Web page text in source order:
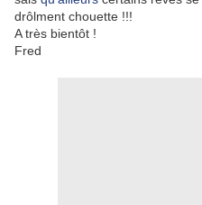
drôlment chouette !!!
A très bientôt !
Fred